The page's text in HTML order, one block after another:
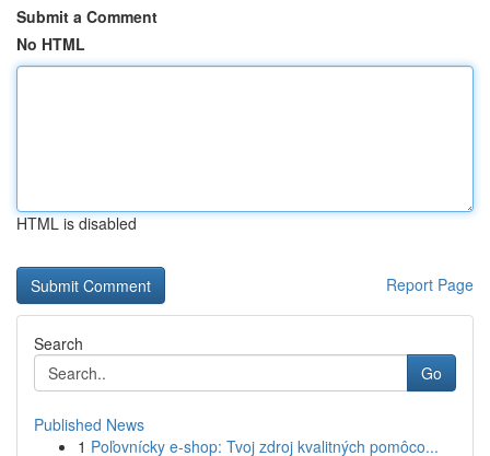
Submit a Comment
No HTML
HTML is disabled
Report Page
Search
Go
Published News
1 Poľovnícky e-shop: Tvoj zdroj kvalitných pomôco...